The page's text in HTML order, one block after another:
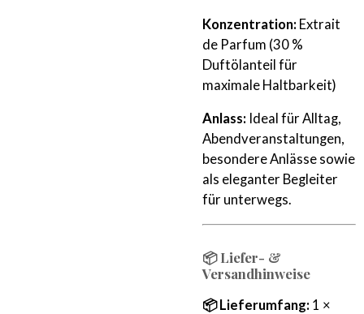
Konzentration: Extrait
de Parfum (30 %
Duftölanteil für
maximale Haltbarkeit)
Anlass: Ideal für Alltag,
Abendveranstaltungen,
besondere Anlässe sowie
als eleganter Begleiter
für unterwegs.
📦 Liefer- &
Versandhinweise
📦 Lieferumfang: 1 ×